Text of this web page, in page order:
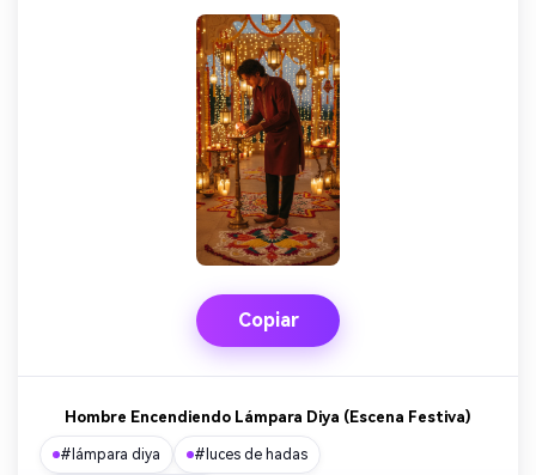
Copiar
Hombre Encendiendo Lámpara Diya (Escena Festiva)
#lámpara diya #luces de hadas